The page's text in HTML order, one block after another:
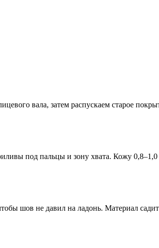
вала, затем распускаем старое
под пальцы и зону хвата. Кожу
шов не давил на ладонь. Материал